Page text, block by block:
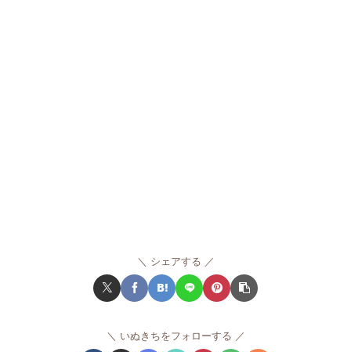
シェアする
いぬきちをフォローする